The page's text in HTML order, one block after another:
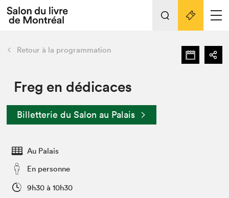
Espace exposant⋅e⋅s
L'événement
Préparer sa visite au Salon
Actualités
SLM PRO
retour Nos activités
Préparer sa visite
Salon dans la ville et en ligne
Projets partenaires
Liens pratiques
Retour à la programmation
Freg en dédicaces
Billetterie du Salon au Palais
Au Palais
En personne
9h30 à 10h30